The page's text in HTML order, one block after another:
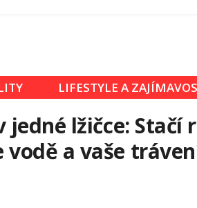
LIFESTYLE A
lžičce: Stačí
vodě a vaše